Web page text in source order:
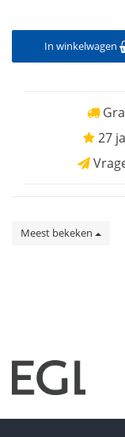
In winkelwagen
27
Meest bekeken